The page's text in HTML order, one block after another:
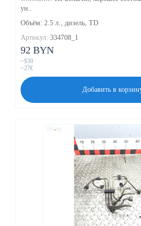
ун..
Объём: 2.5 л., дизель, TD
Артикул: 334708_1
92 BYN
~$30
~27€
Добавить в